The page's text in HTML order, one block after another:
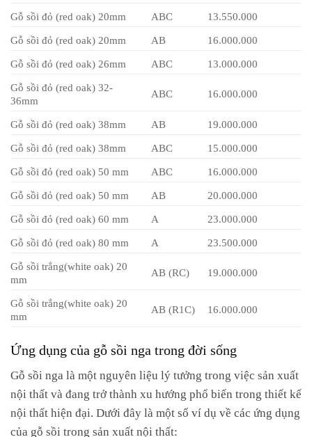
Gỗ sồi đỏ (red oak) 20mm ABC 13.550.000
Gỗ sồi đỏ (red oak) 20mm AB 16.000.000
Gỗ sồi đỏ (red oak) 26mm ABC 13.000.000
Gỗ sồi đỏ (red oak) 32-
36mm
ABC 16.000.000
Gỗ sồi đỏ (red oak) 38mm AB 19.000.000
Gỗ sồi đỏ (red oak) 38mm ABC 15.000.000
Gỗ sồi đỏ (red oak) 50 mm ABC 16.000.000
Gỗ sồi đỏ (red oak) 50 mm AB 20.000.000
Gỗ sồi đỏ (red oak) 60 mm A 23.000.000
Gỗ sồi đỏ (red oak) 80 mm A 23.500.000
Gỗ sồi trắng(white oak) 20
mm
AB (RC) 19.000.000
Gỗ sồi trắng(white oak) 20
mm
AB (R1C) 16.000.000
Ứng dụng của gỗ sồi nga trong đời sống
Gỗ sồi nga là một nguyên liệu lý tưởng trong việc sản xuất
nội thất và đang trở thành xu hướng phổ biến trong thiết kế
nội thất hiện đại. Dưới đây là một số ví dụ về các ứng dụng
của gỗ sồi trong sản xuất nội thất: